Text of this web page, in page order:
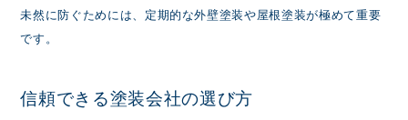
未然に防ぐためには、定期的な外壁塗装や屋根塗装が極めて重要
です。
信頼できる塗装会社の選び方